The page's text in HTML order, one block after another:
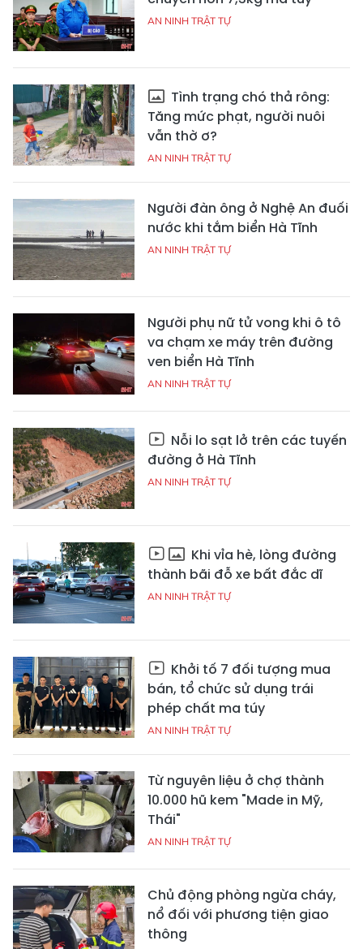
AN NINH TRẬT TỰ
Tình trạng chó thả rông:
Tăng mức phạt, người nuôi
vẫn thờ ơ?
AN NINH TRẬT TỰ
Người đàn ông ở Nghệ An đuối
nước khi tắm biển Hà Tĩnh
AN NINH TRẬT TỰ
Người phụ nữ tử vong khi ô tô
va chạm xe máy trên đường
ven biển Hà Tĩnh
AN NINH TRẬT TỰ
Nỗi lo sạt lở trên các tuyến
đường ở Hà Tĩnh
AN NINH TRẬT TỰ
Khi vỉa hè, lòng đường
thành bãi đỗ xe bất đắc dĩ
AN NINH TRẬT TỰ
Khởi tố 7 đối tượng mua
bán, tổ chức sử dụng trái
phép chất ma túy
AN NINH TRẬT TỰ
Từ nguyên liệu ở chợ thành
10.000 hũ kem "Made in Mỹ,
Thái"
AN NINH TRẬT TỰ
Chủ động phòng ngừa cháy,
nổ đối với phương tiện giao
thông